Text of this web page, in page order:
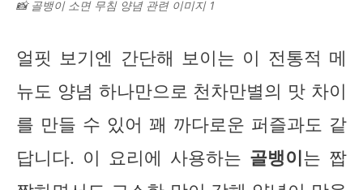
📸 골뱅이 소면 무침 양념 관련 이미지 1
얼핏 보기엔 간단해 보이는 이 전통적 메
뉴도 양념 하나만으로 천차만별의 맛 차이
를 만들 수 있어 꽤 까다로운 퍼즐과도 같
답니다. 이 요리에 사용하는 골뱅이는 짭